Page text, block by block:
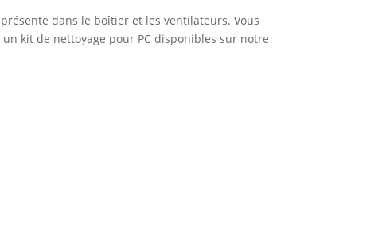
dans le boîtier et les ventilateurs. Vous
kit de nettoyage pour PC disponibles sur notre